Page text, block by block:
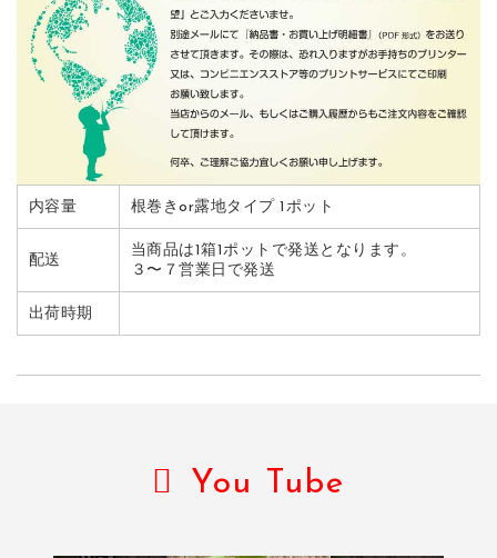
内容量 根巻きor露地タイプ 1ポット
配送
当商品は1箱1ポットで発送となります。
３〜７営業日で発送
出荷時期
You Tube